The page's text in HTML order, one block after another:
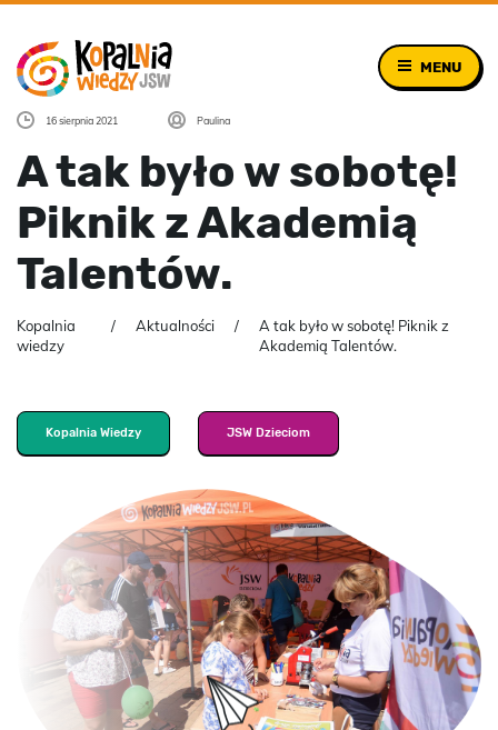
MENU
16 sierpnia 2021 Paulina
A tak było w sobotę!
Piknik z Akademią
Talentów.
Kopalnia
wiedzy
Aktualności
A tak było w sobotę! Piknik z
Akademią Talentów.
Kopalnia Wiedzy JSW Dzieciom